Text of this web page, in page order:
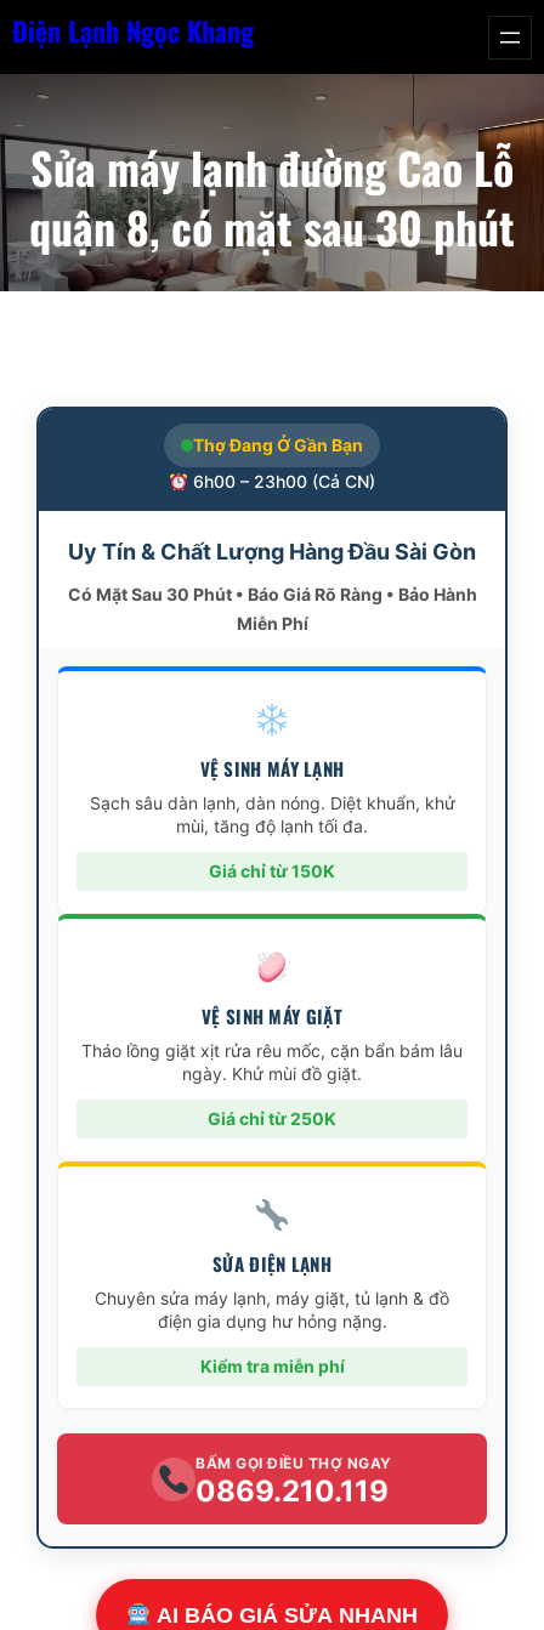
Chuyển
nội
dung
Điện Lạnh Ngọc Khang
Sửa máy lạnh đường Cao Lỗ
quận 8, có mặt sau 30 phút
Thợ Đang Ở Gần Bạn
6h00 – 23h00 (Cả CN)
Uy Tín & Chất Lượng Hàng Đầu Sài Gòn
Có Mặt Sau 30 Phút • Báo Giá Rõ Ràng • Bảo Hành
Miễn Phí
VỆ SINH MÁY LẠNH
Sạch sâu dàn lạnh, dàn nóng. Diệt khuẩn, khử
mùi, tăng độ lạnh tối đa.
Giá chỉ từ 150K
VỆ SINH MÁY GIẶT
Tháo lồng giặt xịt rửa rêu mốc, cặn bẩn bám lâu
ngày. Khử mùi đồ giặt.
Giá chỉ từ 250K
SỬA ĐIỆN LẠNH
Chuyên sửa máy lạnh, máy giặt, tủ lạnh & đồ
điện gia dụng hư hỏng nặng.
Kiểm tra miễn phí
BẤM GỌI ĐIỀU THỢ NGAY
0869.210.119
AI BÁO GIÁ SỬA NHANH